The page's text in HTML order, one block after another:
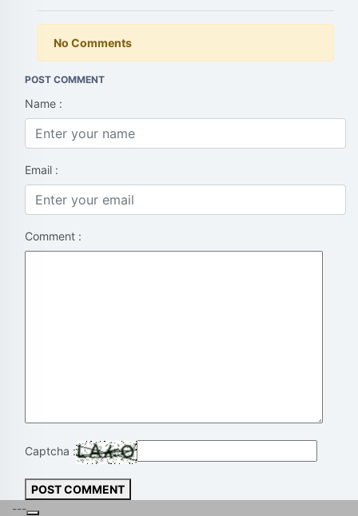
No Comments
POST COMMENT
Name :
Email :
Comment :
Captcha :
POST COMMENT
---